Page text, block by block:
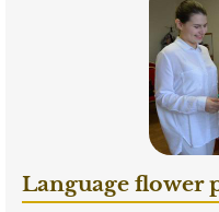
Language flower